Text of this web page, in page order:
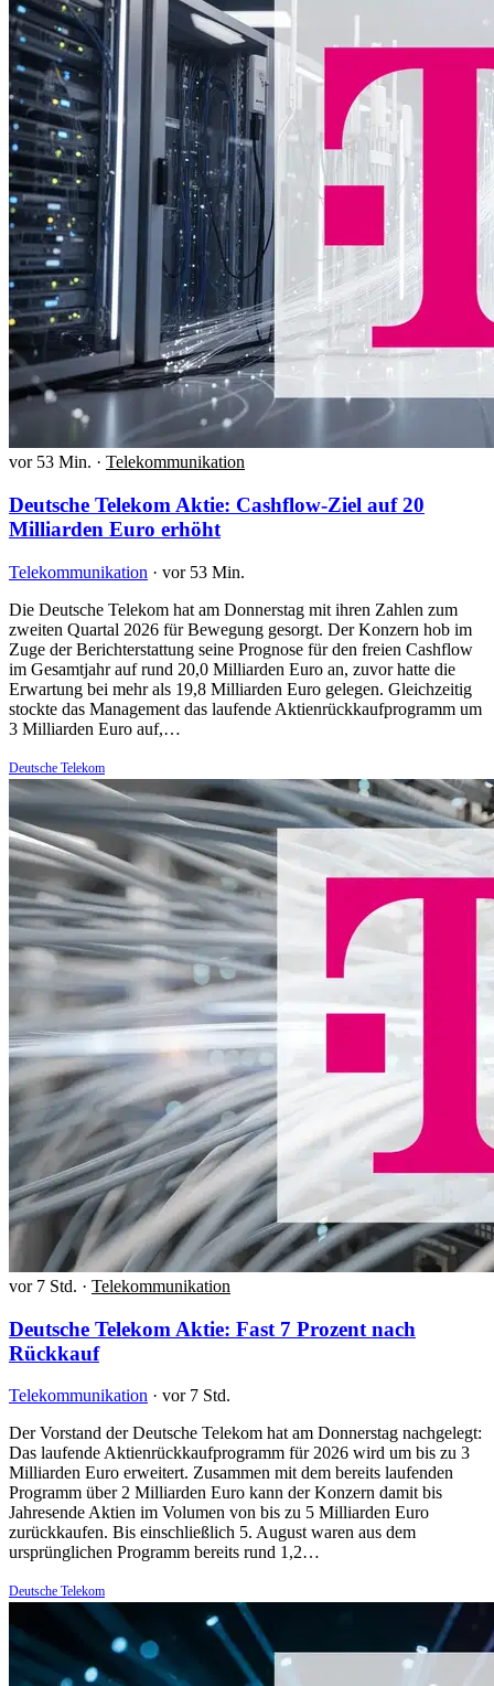
vor 53 Min. · Telekommunikation
Deutsche Telekom Aktie: Cashflow-Ziel auf 20
Milliarden Euro erhöht
Telekommunikation · vor 53 Min.
Die Deutsche Telekom hat am Donnerstag mit ihren Zahlen zum
zweiten Quartal 2026 für Bewegung gesorgt. Der Konzern hob im
Zuge der Berichterstattung seine Prognose für den freien Cashflow
im Gesamtjahr auf rund 20,0 Milliarden Euro an, zuvor hatte die
Erwartung bei mehr als 19,8 Milliarden Euro gelegen. Gleichzeitig
stockte das Management das laufende Aktienrückkaufprogramm um
3 Milliarden Euro auf,…
Deutsche Telekom
vor 7 Std. · Telekommunikation
Deutsche Telekom Aktie: Fast 7 Prozent nach
Rückkauf
Telekommunikation · vor 7 Std.
Der Vorstand der Deutsche Telekom hat am Donnerstag nachgelegt:
Das laufende Aktienrückkaufprogramm für 2026 wird um bis zu 3
Milliarden Euro erweitert. Zusammen mit dem bereits laufenden
Programm über 2 Milliarden Euro kann der Konzern damit bis
Jahresende Aktien im Volumen von bis zu 5 Milliarden Euro
zurückkaufen. Bis einschließlich 5. August waren aus dem
ursprünglichen Programm bereits rund 1,2…
Deutsche Telekom